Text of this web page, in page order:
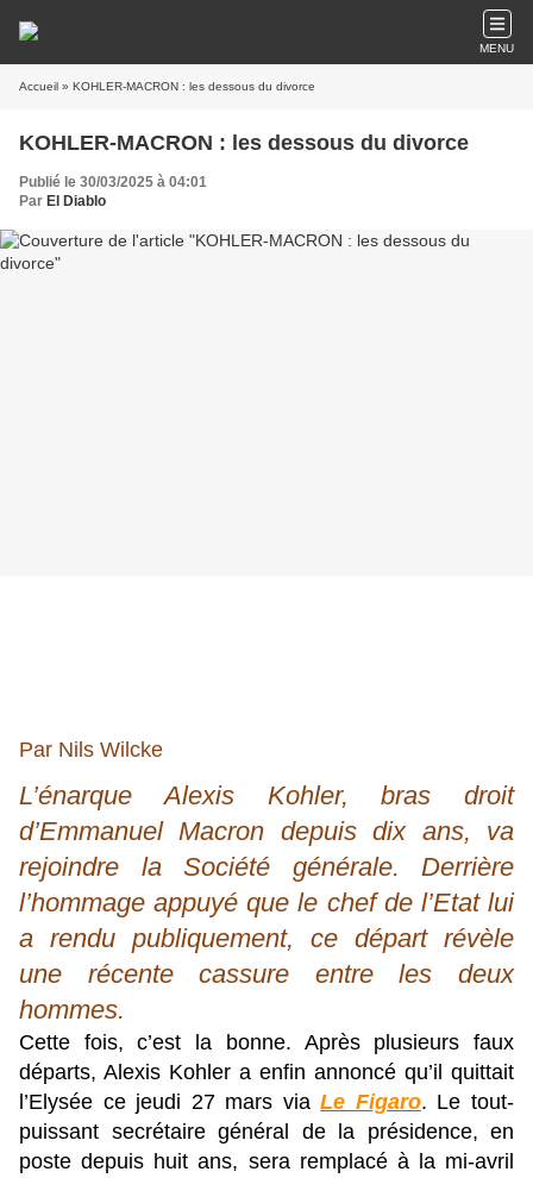
MENU
Accueil » KOHLER-MACRON : les dessous du divorce
KOHLER-MACRON : les dessous du divorce
Publié le 30/03/2025 à 04:01
Par El Diablo
Par Nils Wilcke
L’énarque Alexis Kohler, bras droit
d’Emmanuel Macron depuis dix ans, va
rejoindre la Société générale. Derrière
l’hommage appuyé que le chef de l’Etat lui
a rendu publiquement, ce départ révèle
une récente cassure entre les deux
hommes.
Cette fois, c’est la bonne. Après plusieurs faux
départs, Alexis Kohler a enfin annoncé qu’il quittait
l’Elysée ce jeudi 27 mars viaLe Figaro. Le tout-
puissant secrétaire général de la présidence, en
poste depuis huit ans, sera remplacé à la mi-avril